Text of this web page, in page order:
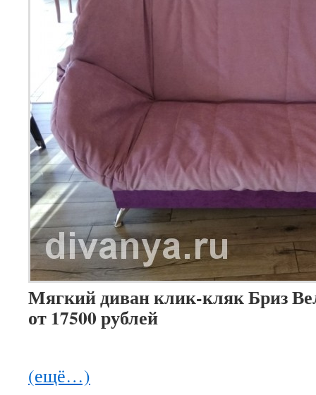
Мягкий диван клик-кляк Бриз
от 17500 рублей
(ещё…)